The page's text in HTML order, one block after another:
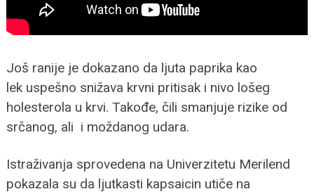
Još ranije je dokazano da ljuta paprika kao
lek uspešno snižava krvni pritisak i nivo lošeg
holesterola u krvi. Takođe, čili smanjuje rizike od
srčanog, ali i moždanog udara.
Istraživanja sprovedena na Univerzitetu Merilend
pokazala su da ljutkasti kapsaicin utiče na